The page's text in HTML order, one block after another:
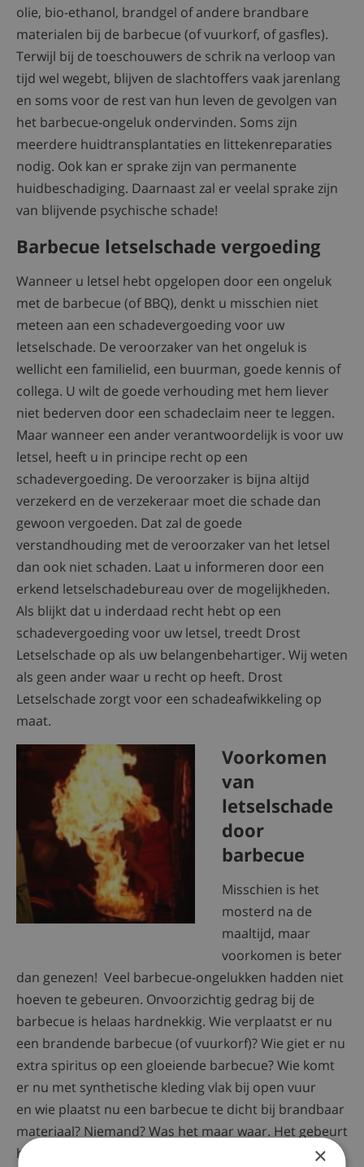
olie, bio-ethanol, brandgel of andere brandbare
materialen bij de barbecue (of vuurkorf, of gasfles).
Terwijl bij de toeschouwers de schrik na verloop van
tijd wel wegebt, blijven de slachtoffers vaak jarenlang
en soms voor de rest van hun leven de gevolgen van
het barbecue-ongeluk ondervinden. Soms zijn
meerdere huidtransplantaties en littekenreparaties
nodig. Ook kan er sprake zijn van permanente
huidbeschadiging. Daarnaast zal er veelal sprake zijn
van blijvende psychische schade!
Barbecue letselschade vergoeding
Wanneer u letsel hebt opgelopen door een ongeluk
met de barbecue (of BBQ), denkt u misschien niet
meteen aan een schadevergoeding voor uw
letselschade. De veroorzaker van het ongeluk is
wellicht een familielid, een buurman, goede kennis of
collega. U wilt de goede verhouding met hem liever
niet bederven door een schadeclaim neer te leggen.
Maar wanneer een ander verantwoordelijk is voor uw
letsel, heeft u in principe recht op een
schadevergoeding. De veroorzaker is bijna altijd
verzekerd en de verzekeraar moet die schade dan
gewoon vergoeden. Dat zal de goede
verstandhouding met de veroorzaker van het letsel
dan ook niet schaden. Laat u informeren door een
erkend letselschadebureau over de mogelijkheden.
Als blijkt dat u inderdaad recht hebt op een
schadevergoeding voor uw letsel, treedt Drost
Letselschade op als uw belangenbehartiger. Wij weten
als geen ander waar u recht op heeft. Drost
Letselschade zorgt voor een schadeafwikkeling op
maat.
Voorkomen
van
letselschade
door
barbecue
Misschien is het
mosterd na de
maaltijd, maar
voorkomen is beter
dan genezen! Veel barbecue-ongelukken hadden niet
hoeven te gebeuren. Onvoorzichtig gedrag bij de
barbecue is helaas hardnekkig. Wie verplaatst er nu
een brandende barbecue (of vuurkorf)? Wie giet er nu
extra spiritus op een gloeiende barbecue? Wie komt
er nu met synthetische kleding vlak bij open vuur
en wie plaatst nu een barbecue te dicht bij brandbaar
materiaal? Niemand? Was het maar waar. Het gebeurt
helaas steeds weer.
×